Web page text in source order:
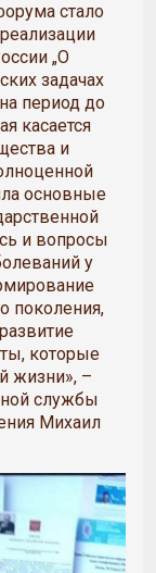
стало
„О
задачах
период до
касается
и
основные
и вопросы
у
поколения,
которые
жизни», –
службы
Михаил